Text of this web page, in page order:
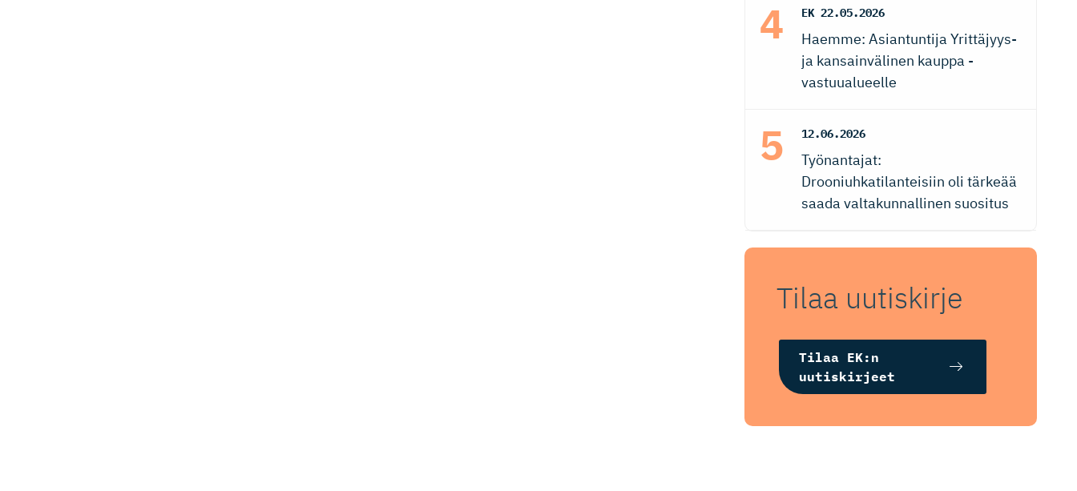
EK 22.05.2026
Haemme: Asiantuntija Yrittäjyys-
ja kansainvälinen kauppa -
vastuualueelle
12.06.2026
Työnantajat:
Drooniuhkatilanteisiin oli tärkeää
saada valtakunnallinen suositus
Tilaa uutiskirje
Tilaa EK:n
uutiskirjeet